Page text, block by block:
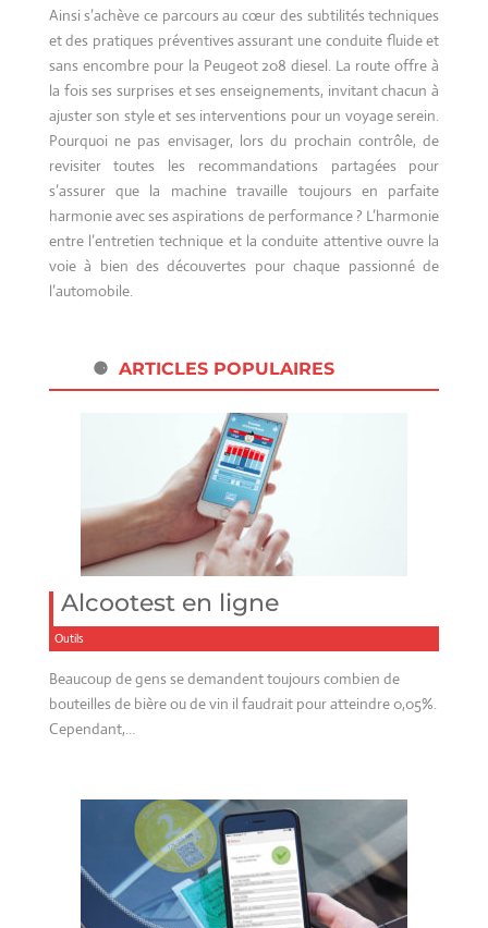
Ainsi s’achève ce parcours au cœur des subtilités techniques
et des pratiques préventives assurant une conduite fluide et
sans encombre pour la Peugeot 208 diesel. La route offre à
la fois ses surprises et ses enseignements, invitant chacun à
ajuster son style et ses interventions pour un voyage serein.
Pourquoi ne pas envisager, lors du prochain contrôle, de
revisiter toutes les recommandations partagées pour
s’assurer que la machine travaille toujours en parfaite
harmonie avec ses aspirations de performance ? L’harmonie
entre l’entretien technique et la conduite attentive ouvre la
voie à bien des découvertes pour chaque passionné de
l’automobile.
ARTICLES POPULAIRES
Alcootest en ligne
Outils
Beaucoup de gens se demandent toujours combien de
bouteilles de bière ou de vin il faudrait pour atteindre 0,05%.
Cependant,…